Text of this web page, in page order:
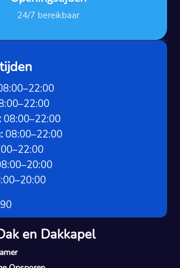
24/7 bereikbaar
08:00–22:00
08:00–22:00
en Dakkapel